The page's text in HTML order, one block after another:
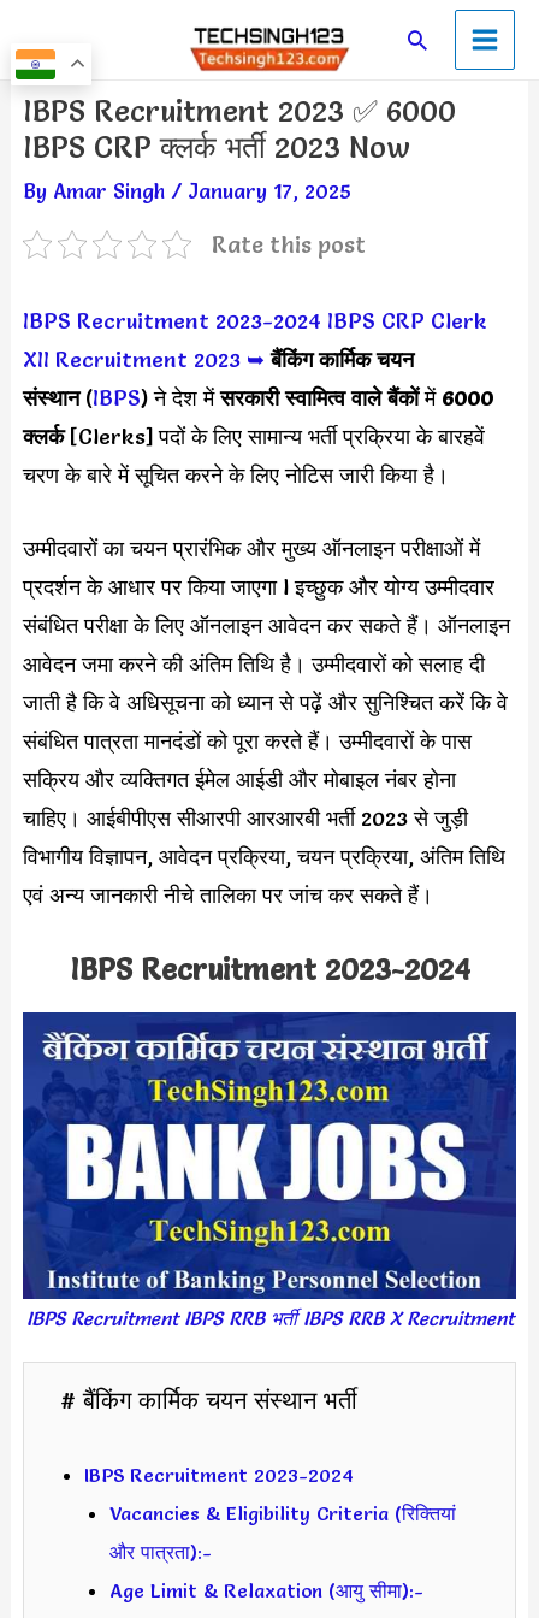
to
content
SearchMain
Menu
IBPS Recruitment 2023 ✅ 6000
IBPS CRP क्लर्क भर्ती 2023 Now
By Amar Singh / January 17, 2025
Rate this post
IBPS Recruitment 2023-2024 IBPS CRP Clerk
XII Recruitment 2023 ➥ बैंकिंग कार्मिक चयन
संस्थान(IBPS) ने देश मेंसरकारी स्वामित्व वाले बैंकोंमें 6000
क्लर्क[Clerks] पदों के लिए सामान्य भर्ती प्रक्रिया के बारहवें
चरण के बारे में सूचित करने के लिए नोटिस जारी किया है।
उम्मीदवारों का चयन प्रारंभिक और मुख्य ऑनलाइन परीक्षाओं में
प्रदर्शन के आधार पर किया जाएगा l इच्छुक और योग्य उम्मीदवार
संबंधित परीक्षा के लिए ऑनलाइन आवेदन कर सकते हैं। ऑनलाइन
आवेदन जमा करने की अंतिम तिथि है। उम्मीदवारों को सलाह दी
जाती है कि वे अधिसूचना को ध्यान से पढ़ें और सुनिश्चित करें कि वे
संबंधित पात्रता मानदंडों को पूरा करते हैं। उम्मीदवारों के पास
सक्रिय और व्यक्तिगत ईमेल आईडी और मोबाइल नंबर होना
चाहिए। आईबीपीएस सीआरपी आरआरबी भर्ती 2023 से जुड़ी
विभागीय विज्ञापन, आवेदन प्रक्रिया, चयन प्रक्रिया, अंतिम तिथि
एवं अन्य जानकारी नीचे तालिका पर जांच कर सकते हैं।
IBPS Recruitment 2023-2024
IBPS Recruitment IBPS RRB भर्ती IBPS RRB X Recruitment
# बैंकिंग कार्मिक चयन संस्थान भर्ती
IBPS Recruitment 2023-2024
Vacancies & Eligibility Criteria (रिक्तियां
और पात्रता):-
Age Limit & Relaxation (आयु सीमा):-
Post
navigation